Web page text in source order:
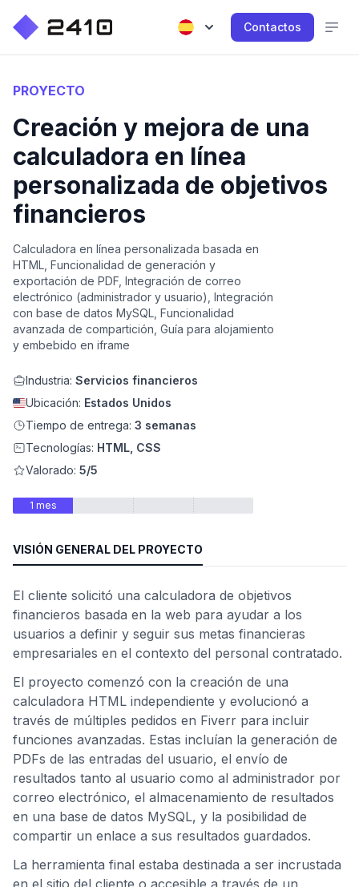
Contactos
PROYECTO
Creación y mejora de una
calculadora en línea
personalizada de objetivos
financieros
Calculadora en línea personalizada basada en
HTML, Funcionalidad de generación y
exportación de PDF, Integración de correo
electrónico (administrador y usuario), Integración
con base de datos MySQL, Funcionalidad
avanzada de compartición, Guía para alojamiento
y embebido en iframe
Industria: Servicios financieros
Ubicación: Estados Unidos
Tiempo de entrega: 3 semanas
Tecnologías: HTML, CSS
Valorado: 5/5
1 mes
VISIÓN GENERAL DEL PROYECTO
El cliente solicitó una calculadora de objetivos
financieros basada en la web para ayudar a los
usuarios a definir y seguir sus metas financieras
empresariales en el contexto del personal contratado.
El proyecto comenzó con la creación de una
calculadora HTML independiente y evolucionó a
través de múltiples pedidos en Fiverr para incluir
funciones avanzadas. Estas incluían la generación de
PDFs de las entradas del usuario, el envío de
resultados tanto al usuario como al administrador por
correo electrónico, el almacenamiento de resultados
en una base de datos MySQL, y la posibilidad de
compartir un enlace a sus resultados guardados.
La herramienta final estaba destinada a ser incrustada
en el sitio del cliente o accesible a través de un